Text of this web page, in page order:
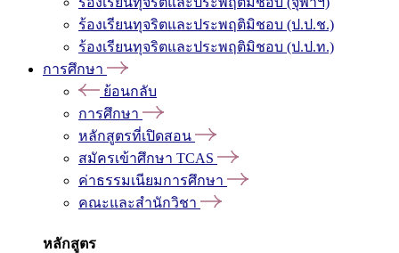
ร้องเรียนทุจริตและประพฤติมิชอบ (ป.ป.ช.)
ร้องเรียนทุจริตและประพฤติมิชอบ (ป.ป.ท.)
การศึกษา
ย้อนกลับ
การศึกษา
หลักสูตรที่เปิดสอน
สมัครเข้าศึกษา TCAS
ค่าธรรมเนียมการศึกษา
คณะและสำนักวิชา
หลักสูตร